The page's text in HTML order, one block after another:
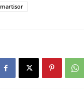
martisor